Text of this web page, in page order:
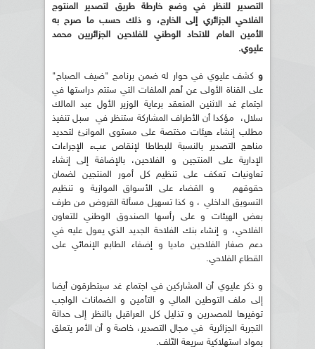
التصدير للنظر في وضع خارطة طريق لتصدير المنتوج
الفلاحي الجزائري إلى الخارج، و ذلك حسب ما صرح به
الأمين العام للاتحاد الوطني للفلاحين الجزائريين محمد
عليوي.
و كشف عليوي في حوار له ضمن برنامج "ضيف الصباح"
على القناة الأولى عن أهم الملفات التي ستتم دراستها في
اجتماع غد الاثنين المنعقد برعاية الوزير الأول عبد المالك
سلال، مؤكدا أن الأطراف المشاركة ستنظر في سبل تنفيذ
مطلب إنشاء هيئات مختصة على مستوى الموانئ لتحديد
مناهج التصدير بالنسبة للبطاطا لإنقاص عبء الإجراءات
الإدارية على المنتجين و الفلاحين، بالإضافة إلى إنشاء
تعاونيات تعكف على تنظيم كل أمور المنتجين لضمان
حقوقهم و القضاء على الأسواق الموازية و تنظيم
التسويق الداخلي ، و كذا تسهيل مسألة القروض من طرف
بعض الهيئات و على رأسها الصندوق الوطني للتعاون
الفلاحي، و إنشاء بنك الفلاحة الجديد الذي يعول عليه في
دعم صغار الفلاحين ماديا و إضفاء الطابع الإنمائي على
القطاع الفلاحي.
و ذكر عليوي أن المشاركين في اجتماع غد سيتطرقون أيضا
إلى ملف التوطين المالي و التأمين و الضمانات الواجب
توفيرها للمصدرين و تذليل كل العراقيل بالنظر إلى حداثة
التجربة الجزائرية في مجال التصدير، خاصة و أن الأمر يتعلق
بمواد استهلاكية سريعة التّلف.